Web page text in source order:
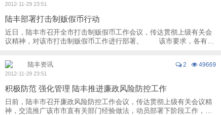
2012-11-29 23:51
陆丰部署打击制贩假币行动
近日，陆丰市召开全市打击制贩假币工作会议，传达贯彻上级有关会
议精神，对该市打击制贩假币工作进行部署。 该市要求，各有关
2 49669
陆丰资讯
2012-11-29 23:51
积极防范 强化管理 陆丰推进廉政风险防控工作
日前，陆丰市召开廉政风险防控工作会议，传达贯彻上级有关会议精
神，交流推广该市市直有关部门经验做法，动员部署下阶段工作，推